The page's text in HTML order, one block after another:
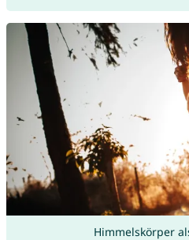
Himmelskörper